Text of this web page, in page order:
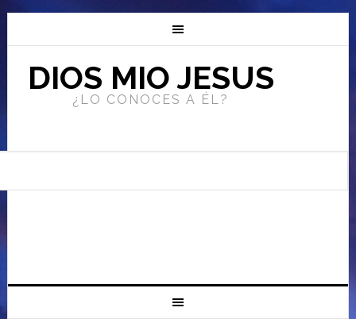
DIOS MIO JESUS
¿LO CONOCES A ÉL?